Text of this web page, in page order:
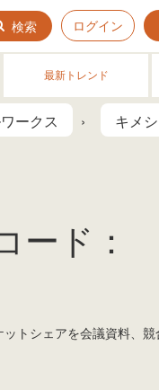
検索 ログイン
最新トレンド
ークス キメ
ード：
トシェアを会議資料、